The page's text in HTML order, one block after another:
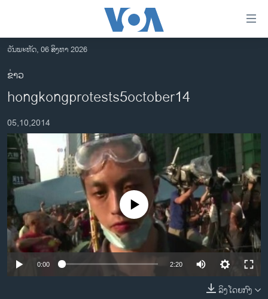
ເຂົ້າ
ຫາ
ຂ້າມ
ຂ້າມ
ໄປ
ຫາ
ຊອກ
ອາເມຣິກາ
ການເລືອກຕັ້ງ ປະທານາທີບໍດີ ສະຫະລັດ 2024
ຂ່າວ​ຈີນ
ໂລກ
ເອເຊຍ
ອິດສະຫຼະພາບດ້ານການຂ່າວ
ຊີວິດຊາວລາວ
ຊຸມຊົນຊາວລາວ
ວິທະຍາສາດ-ເທັກໂນໂລຈີ
ວັນພະຫັດ, 06 ສິງຫາ 2026
ຂ່າວ
hongkongprotests5october14
05,10,2014
No media source currently available
0:00 2:20
ລິງໂດຍກົງ